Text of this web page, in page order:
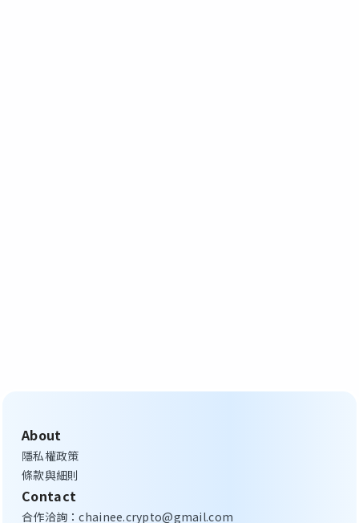
About
隱私權政策
條款與細則
Contact
合作洽詢：chainee.crypto@gmail.com